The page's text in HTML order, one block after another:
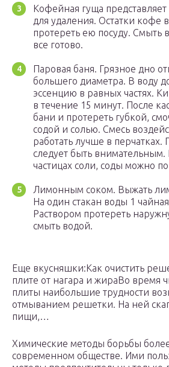
Кофейная гуща
для удаления. Остатки кофе
протереть ею посуду. Смыть
все готово.
Паровая баня. Грязное дно
большего диаметра. В воду
эссенцию в равных частях.
в течение 15 минут. После
бани и протереть губкой,
содой и солью. Смесь
работать лучше в перчатках.
следует быть
частицах соли, соды можно
Лимонным соком. Выжать
На один стакан воды 1
Раствором протереть
смыть водой.
Еще вкусняшки:Как очистить
плите от нагара и жираВо время
плиты наибольшие трудности
отмыванием решетки. На ней
пищи,…
Химические методы борьбы
современном обществе. Ими